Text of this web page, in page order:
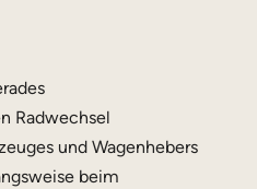
Radwechsel
und Wagenhebers
beim